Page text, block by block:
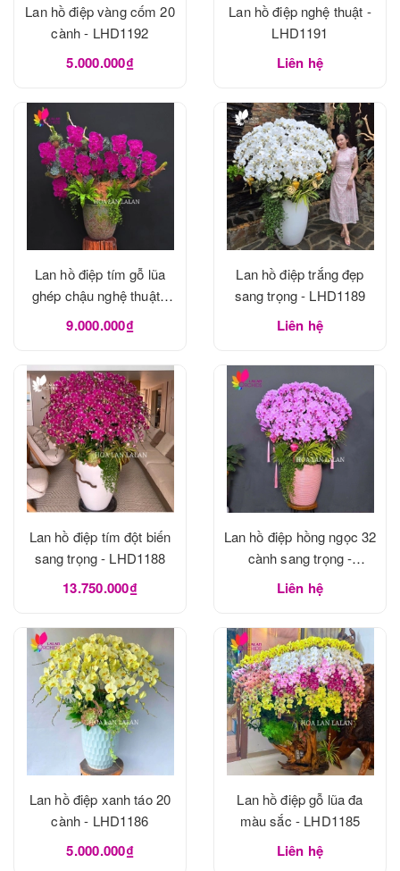
Lan hồ điệp vàng cốm 20
cành - LHD1192
5.000.000₫
Lan hồ điệp nghệ thuật -
LHD1191
Liên hệ
Lan hồ điệp tím gỗ lũa
ghép chậu nghệ thuật -
LHD1190
9.000.000₫
Lan hồ điệp trắng đẹp
sang trọng - LHD1189
Liên hệ
Lan hồ điệp tím đột biến
sang trọng - LHD1188
13.750.000₫
Lan hồ điệp hồng ngọc 32
cành sang trọng -
LHD1188
Liên hệ
Lan hồ điệp xanh táo 20
cành - LHD1186
5.000.000₫
Lan hồ điệp gỗ lũa đa
màu sắc - LHD1185
Liên hệ